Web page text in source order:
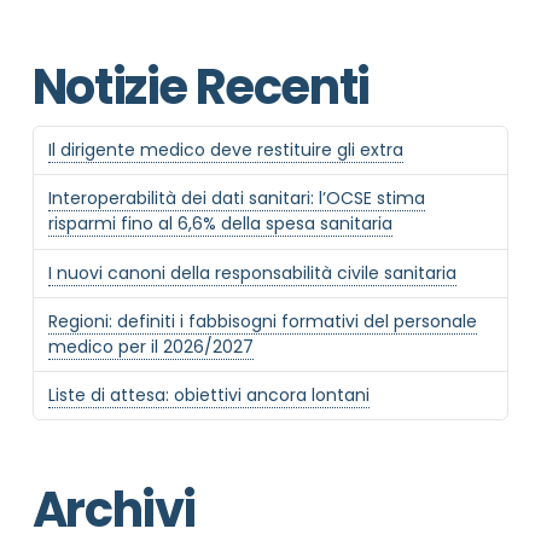
Notizie Recenti
Il dirigente medico deve restituire gli extra
Interoperabilità dei dati sanitari: l’OCSE stima
risparmi fino al 6,6% della spesa sanitaria
I nuovi canoni della responsabilità civile sanitaria
Regioni: definiti i fabbisogni formativi del personale
medico per il 2026/2027
Liste di attesa: obiettivi ancora lontani
Archivi
Informativa Privacy *
Ho preso visione dell'informativa privacy
Privacy Policy completa
Newsletter
Desidero rimanere aggiornato sulle ultime
novità dell'Associazione tramite l'iscrizione alla
newsletter
Invia